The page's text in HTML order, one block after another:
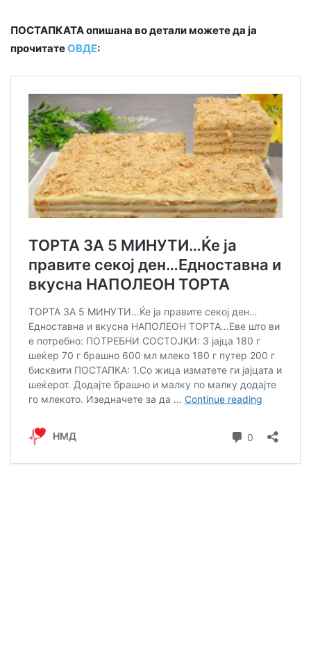
ПОСТАПКАТА опишана во детали можете да ја
прочитатеОВДЕ: